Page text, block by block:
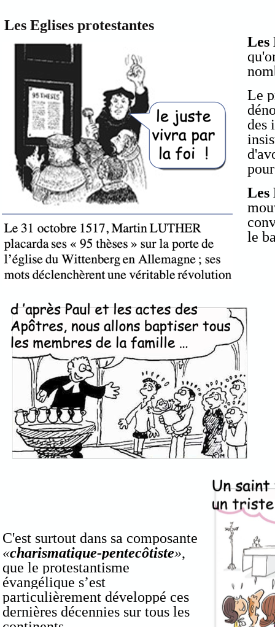
Les
Le
des
Les
le
Les Eglises protestantes
C'est surtout dans sa composante
«charismatique-pentecôtiste»,
que le protestantisme
évangélique s’est
particulièrement développé ces
dernières décennies sur tous les